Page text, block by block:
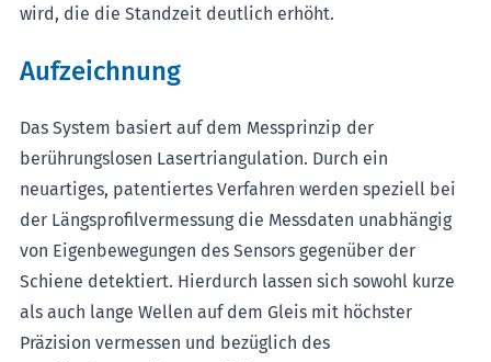
wird, die die Standzeit deutlich erhöht.
Aufzeichnung
Das System basiert auf dem Messprinzip der
berührungslosen Lasertriangulation. Durch ein
neuartiges, patentiertes Verfahren werden speziell bei
der Längsprofilvermessung die Messdaten unabhängig
von Eigenbewegungen des Sensors gegenüber der
Schiene detektiert. Hierdurch lassen sich sowohl kurze
als auch lange Wellen auf dem Gleis mit höchster
Präzision vermessen und bezüglich des